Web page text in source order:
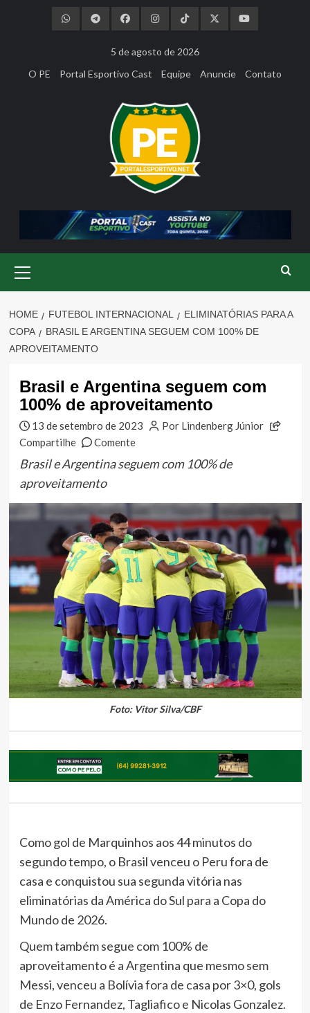
5 de agosto de 2026
O PE
Portal Esportivo Cast Equipe Anuncie Contato
Menu
HOME FUTEBOL INTERNACIONAL
ELIMINATÓRIAS PARA A
COPA
BRASIL E ARGENTINA SEGUEM COM 100% DE
APROVEITAMENTO
Brasil e Argentina seguem com
100% de aproveitamento
13 de setembro de 2023
Por Lindenberg Júnior
Compartilhe
Comente
Brasil e Argentina seguem com 100% de
aproveitamento
Foto: Vitor Silva/CBF
Como gol de Marquinhos aos 44 minutos do
segundo tempo, o Brasil venceu o Peru fora de
casa e conquistou sua segunda vitória nas
eliminatórias da América do Sul para a Copa do
Mundo de 2026.
Quem também segue com 100% de
aproveitamento é a Argentina que mesmo sem
Messi, venceu a Bolívia fora de casa por 3×0, gols
de Enzo Fernandez, Tagliafico e Nicolas Gonzalez.